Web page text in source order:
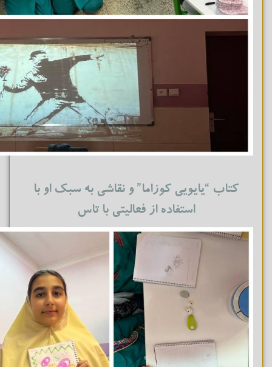
کتاب “یایویی کوزاما” و نقاشی به سبک او با
استفاده از فعالیتی با تاس